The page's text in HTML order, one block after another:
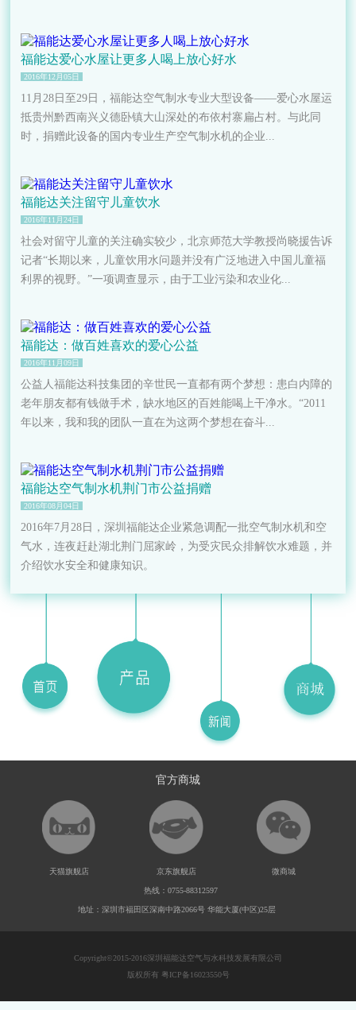
福能达爱心水屋让更多人喝上放心好水
2016年12月05日
11月28日至29日，福能达空气制水专业大型设备——爱心水屋运
抵贵州黔西南兴义德卧镇大山深处的布依村寨扁占村。与此同
时，捐赠此设备的国内专业生产空气制水机的企业...
福能达关注留守儿童饮水
2016年11月24日
社会对留守儿童的关注确实较少，北京师范大学教授尚晓援告诉
记者“长期以来，儿童饮用水问题并没有广泛地进入中国儿童福
利界的视野。”一项调查显示，由于工业污染和农业化...
福能达：做百姓喜欢的爱心公益
2016年11月09日
公益人福能达科技集团的辛世民一直都有两个梦想：患白内障的
老年朋友都有钱做手术，缺水地区的百姓能喝上干净水。“2011
年以来，我和我的团队一直在为这两个梦想在奋斗...
福能达空气制水机荆门市公益捐赠
2016年08月04日
2016年7月28日，深圳福能达企业紧急调配一批空气制水机和空
气水，连夜赶赴湖北荆门屈家岭，为受灾民众排解饮水难题，并
介绍饮水安全和健康知识。
官方商城
天猫旗舰店 京东旗舰店 微商城
热线：0755-88312597
地址：深圳市福田区深南中路2066号 华能大厦(中区)25层
Copyright©2015-2016深圳福能达空气与水科技发展有限公司
版权所有 粤ICP备16023550号